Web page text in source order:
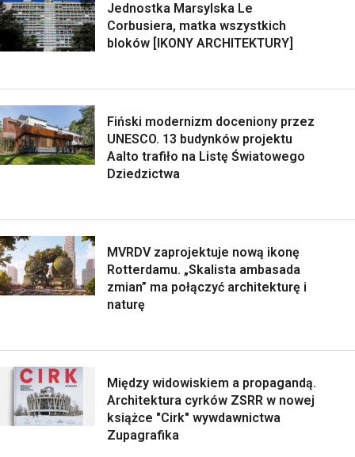
Jednostka Marsylska Le
Corbusiera, matka wszystkich
bloków [IKONY ARCHITEKTURY]
Fiński modernizm doceniony przez
UNESCO. 13 budynków projektu
Aalto trafiło na Listę Światowego
Dziedzictwa
MVRDV zaprojektuje nową ikonę
Rotterdamu. „Skalista ambasada
zmian” ma połączyć architekturę i
naturę
Między widowiskiem a propagandą.
Architektura cyrków ZSRR w nowej
książce "Cirk" wywdawnictwa
Zupagrafika